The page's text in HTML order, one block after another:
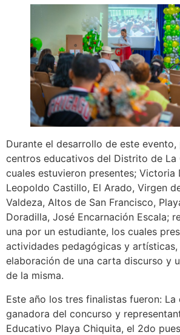
Durante el desarrollo de este
centros educativos del Distrito de La
cuales estuvieron presentes; Victoria
Leopoldo Castillo, El Arado, Virgen
Valdeza, Altos de San Francisco,
Doradilla, José Encarnación Escala;
una por un estudiante, los cuales
actividades pedagógicas y artísticas,
elaboración de una carta discurso y
de la misma.
Este año los tres finalistas fueron: La
ganadora del concurso y
Educativo Playa Chiquita, el 2do